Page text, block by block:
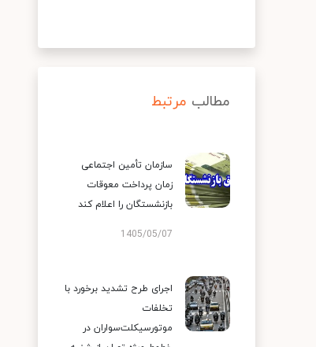
مطالب مرتبط
سازمان تأمین اجتماعی
زمان پرداخت معوقات
بازنشستگان را اعلام کند
1405/05/07
اجرای طرح تشدید برخورد با
تخلفات
موتورسیکلت‌سواران در